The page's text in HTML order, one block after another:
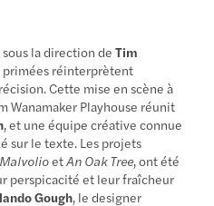
la direction deTim
primées réinterprètent
Cette mise en scène à
Wanamaker Playhouse réunit
, et une équipe créative connue
sur le texte. Les projets
etAn Oak Tree, ont été
perspicacité et leur fraîcheur
Gough, le designer